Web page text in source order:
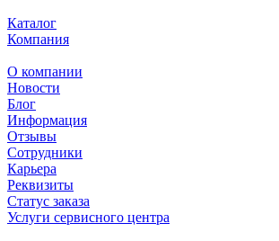
Каталог
Компания
О компании
Новости
Блог
Информация
Отзывы
Сотрудники
Карьера
Реквизиты
Статус заказа
Услуги сервисного центра